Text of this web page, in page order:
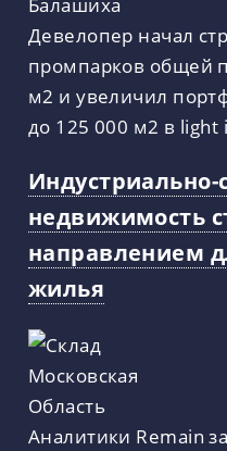
Девелопер начал
промпарков общей
м2 и увеличил
до 125 000 м2 в light
Индустриально-
недвижимость
направлением
жилья
Аналитики Remain